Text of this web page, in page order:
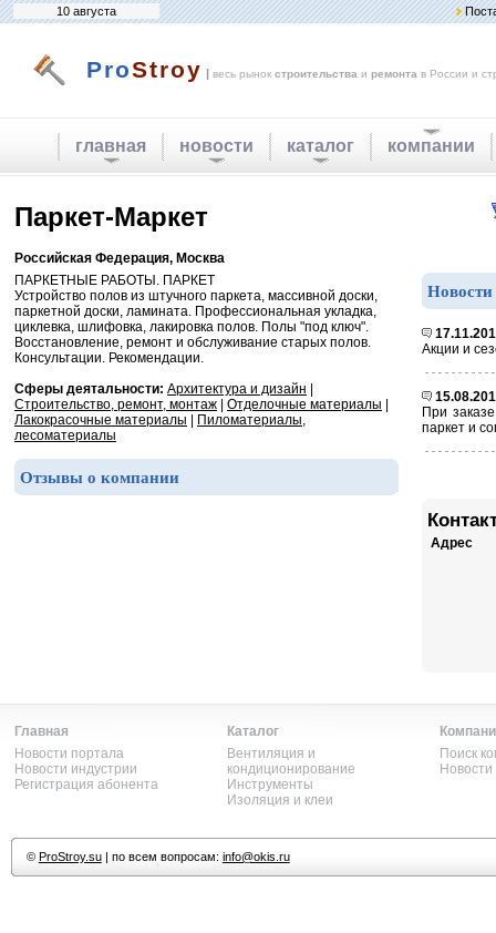
10 августа
ProStroy | весь рынок строительства и ремонта в России и
главная новости каталог компании
Паркет-Маркет
Российская Федерация, Москва
ПАРКЕТНЫЕ РАБОТЫ. ПАРКЕТ
Устройство полов из штучного паркета, массивной доски,
паркетной доски, ламината. Профессиональная укладка,
циклевка, шлифовка, лакировка полов. Полы "под ключ".
Восстановление, ремонт и обслуживание старых полов.
Консультации. Рекомендации.
Сферы деятальности: Архитектура и дизайн
Строительство, ремонт, монтаж
Отделочные материалы
Лакокрасочные материалы
Пиломатериалы,
лесоматериалы
Отзывы о компании
Акции и
При
паркет и
Адрес
Главная
Новости портала
Новости индустрии
Регистрация абонента
Каталог
Вентиляция и
кондиционирование
Инструменты
Изоляция и клеи
Поиск
© ProStroy.su| по всем вопросам: info@okis.ru